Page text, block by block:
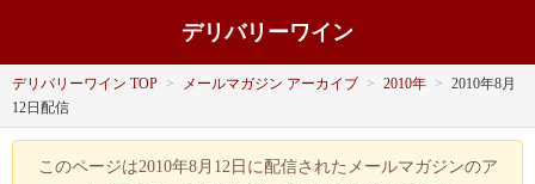
デリバリーワイン
デリバリーワイン TOP > メールマガジン アーカイブ > 2010年 > 2010年8月
12日配信
このページは2010年8月12日に配信されたメールマガジンのア